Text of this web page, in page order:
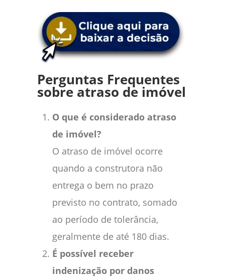
Perguntas Frequentes
sobre atraso de imóvel
O que é considerado atraso
de imóvel?
O atraso de imóvel ocorre
quando a construtora não
entrega o bem no prazo
previsto no contrato, somado
ao período de tolerância,
geralmente de até 180 dias.
É possível receber
indenização por danos